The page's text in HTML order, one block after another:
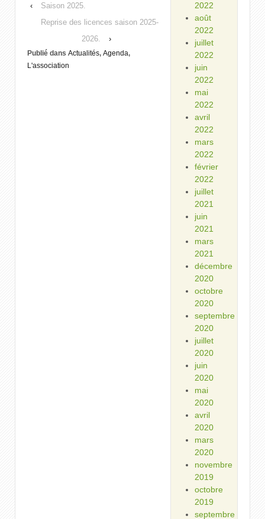
‹
Saison 2025.
Reprise des licences saison 2025-
2026.
›
Publié dans Actualités, Agenda,
L'association
2022
août
2022
juillet
2022
juin
2022
mai
2022
avril
2022
mars
2022
février
2022
juillet
2021
juin
2021
mars
2021
décembre
2020
octobre
2020
septembre
2020
juillet
2020
juin
2020
mai
2020
avril
2020
mars
2020
novembre
2019
octobre
2019
septembre